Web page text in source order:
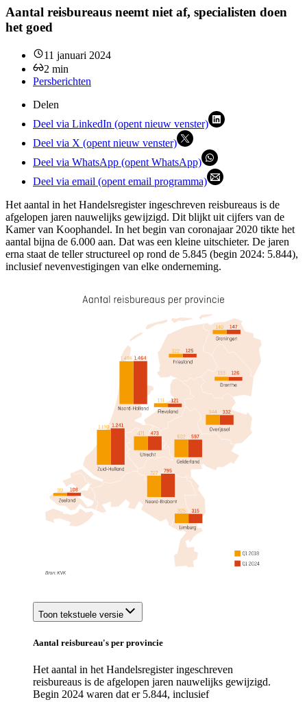
Aantal reisbureaus neemt niet af, specialisten doen
het goed
11 januari 2024
2 min
Persberichten
Delen
Deel via LinkedIn (opent nieuw venster)
Deel via X (opent nieuw venster)
Deel via WhatsApp (opent WhatsApp)
Deel via email (opent email programma)
Het aantal in het Handelsregister ingeschreven reisbureaus is de
afgelopen jaren nauwelijks gewijzigd. Dit blijkt uit cijfers van de
Kamer van Koophandel. In het begin van coronajaar 2020 tikte het
aantal bijna de 6.000 aan. Dat was een kleine uitschieter. De jaren
erna staat de teller structureel op rond de 5.845 (begin 2024: 5.844),
inclusief nevenvestigingen van elke onderneming.
Toon tekstuele versie
Aantal reisbureau's per provincie
Het aantal in het Handelsregister ingeschreven
reisbureaus is de afgelopen jaren nauwelijks gewijzigd.
Begin 2024 waren dat er 5.844, inclusief